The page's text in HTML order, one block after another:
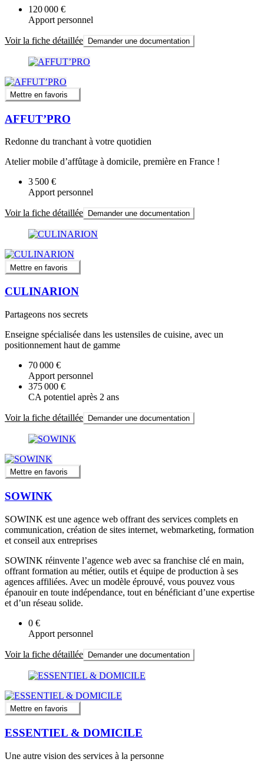
120 000 €
Apport personnel
Voir la fiche détaillée Demander une documentation
Mettre en favoris
AFFUT’PRO
Redonne du tranchant à votre quotidien
Atelier mobile d’affûtage à domicile, première en France !
3 500 €
Apport personnel
Voir la fiche détaillée Demander une documentation
Mettre en favoris
CULINARION
Partageons nos secrets
Enseigne spécialisée dans les ustensiles de cuisine, avec un
positionnement haut de gamme
70 000 €
Apport personnel
375 000 €
CA potentiel après 2 ans
Voir la fiche détaillée Demander une documentation
Mettre en favoris
SOWINK
SOWINK est une agence web offrant des services complets en
communication, création de sites internet, webmarketing, formation
et conseil aux entreprises
SOWINK réinvente l’agence web avec sa franchise clé en main,
offrant formation au métier, outils et équipe de production à ses
agences affiliées. Avec un modèle éprouvé, vous pouvez vous
épanouir en toute indépendance, tout en bénéficiant d’une expertise
et d’un réseau solide.
0 €
Apport personnel
Voir la fiche détaillée Demander une documentation
Mettre en favoris
ESSENTIEL & DOMICILE
Une autre vision des services à la personne